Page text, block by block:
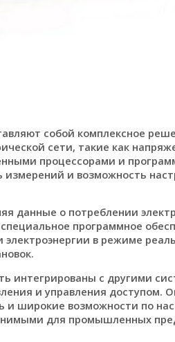
собой комплексное
сети, такие как
процессорами и
и возможность
данные о потреблении
программное
в режиме
интегрированы с другими
и управления доступом.
и широкие возможности по
для промышленных